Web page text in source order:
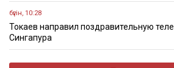
бүгін, 10:28
Токаев направил поздравительную
Сингапура
бүгін, 09:43